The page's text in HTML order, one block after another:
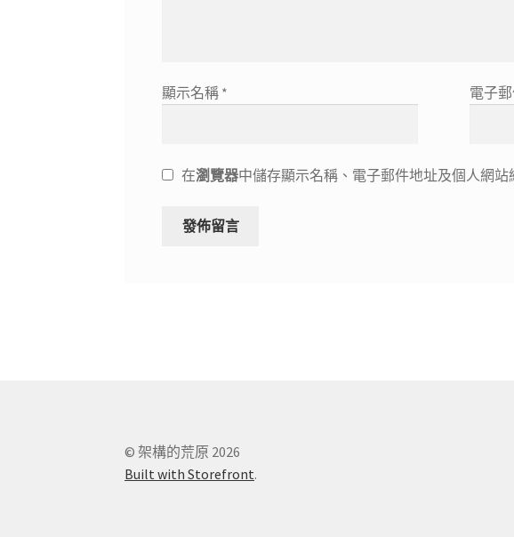
顯示名稱 * 電子
在瀏覽器中儲存顯示名稱、電子郵件地址及個人網
© 架構的荒原 2026
Built with Storefront.